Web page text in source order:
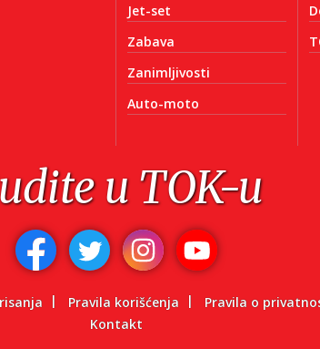
Jet-set
Zabava
Zanimljivosti
Auto-moto
u TOK-u
Pravila korišćenja
Pravila o
Kontakt